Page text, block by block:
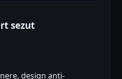
sezut
design anti-